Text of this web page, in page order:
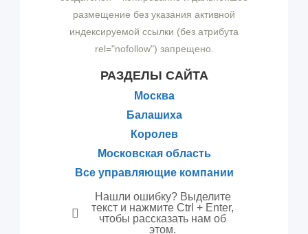
размещение без указания активной
индексируемой ссылки (без атрибута
rel="nofollow") запрещено.
РАЗДЕЛЫ САЙТА
Москва
Балашиха
Королев
Московская область
Все управляющие компании
Нашли ошибку? Выделите
текст и нажмите Ctrl + Enter,
чтобы рассказать нам об
этом.